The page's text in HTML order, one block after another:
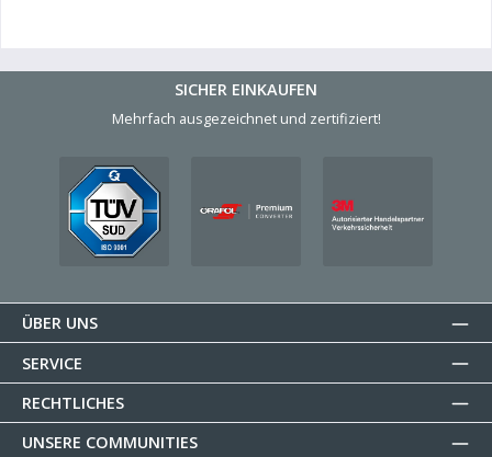
SICHER EINKAUFEN
Mehrfach ausgezeichnet und zertifiziert!
ÜBER UNS
SERVICE
RECHTLICHES
UNSERE COMMUNITIES